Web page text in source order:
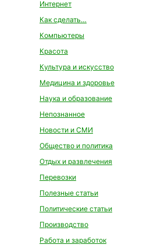
Интернет
Как сделать…
Компьютеры
Красота
Культура и искусство
Медицина и здоровье
Наука и образование
Непознанное
Новости и СМИ
Общество и политика
Отдых и развлечения
Перевозки
Полезные статьи
Политические статьи
Производство
Работа и заработок